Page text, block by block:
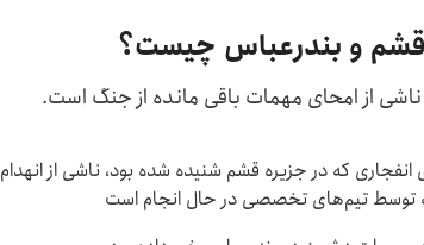
قشم و بندرعباس چیست؟
از امحای مهمات باقی مانده از جنگ است.
که در جزیره قشم شنیده شده بود، ناشی از انهدام
توسط تیم‌های تخصصی در حال انجام است